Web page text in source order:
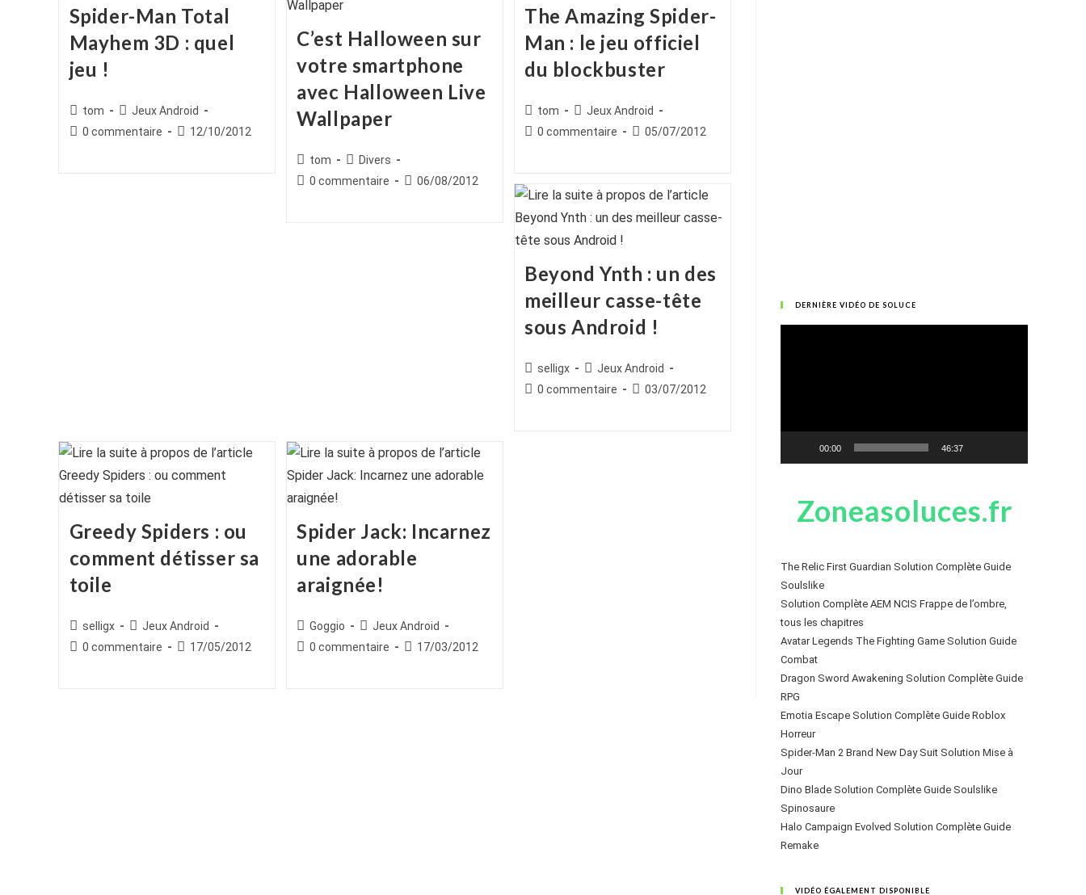
Spider-Man Total
Mayhem 3D : quel
jeu !
Auteur/autrice
de
tom
Post
category:
Jeux Android
Commentaires
0 commentaire
Publication
12/10/2012
C’est Halloween sur
votre smartphone
avec Halloween Live
Wallpaper
Auteur/autrice
de
tom
Post
category:
Divers
Commentaires
0 commentaire
Publication
06/08/2012
The Amazing Spider-
Man : le jeu officiel
du blockbuster
Auteur/autrice
de
tom
Post
category:
Jeux Android
Commentaires
publication :
0 commentaire
Publication
05/07/2012
Beyond Ynth : un des
meilleur casse-tête
sous Android !
Auteur/autrice
de
selligx
Post
category:
Jeux Android
Commentaires
0 commentaire
Publication
03/07/2012
Greedy Spiders : ou
comment détisser sa
toile
Auteur/autrice
de
selligx
Post
category:
Jeux Android
Commentaires
0 commentaire
Publication
17/05/2012
Spider Jack: Incarnez
une adorable
araignée!
Auteur/autrice
de
Goggio
Post
category:
Jeux Android
Commentaires
0 commentaire
Publication
17/03/2012
DERNIÈRE VIDÉO DE SOLUCE
00:00 46:37
Zoneasoluces.fr
The Relic First Guardian Solution Complète Guide
Soulslike
Solution Complète AEM NCIS Frappe de l’ombre,
tous les chapitres
Avatar Legends The Fighting Game Solution Guide
Combat
Dragon Sword Awakening Solution Complète Guide
RPG
Emotia Escape Solution Complète Guide Roblox
Horreur
Spider-Man 2 Brand New Day Suit Solution Mise à
Jour
Dino Blade Solution Complète Guide Soulslike
Spinosaure
Halo Campaign Evolved Solution Complète Guide
Remake
VIDÉO ÉGALEMENT DISPONIBLE